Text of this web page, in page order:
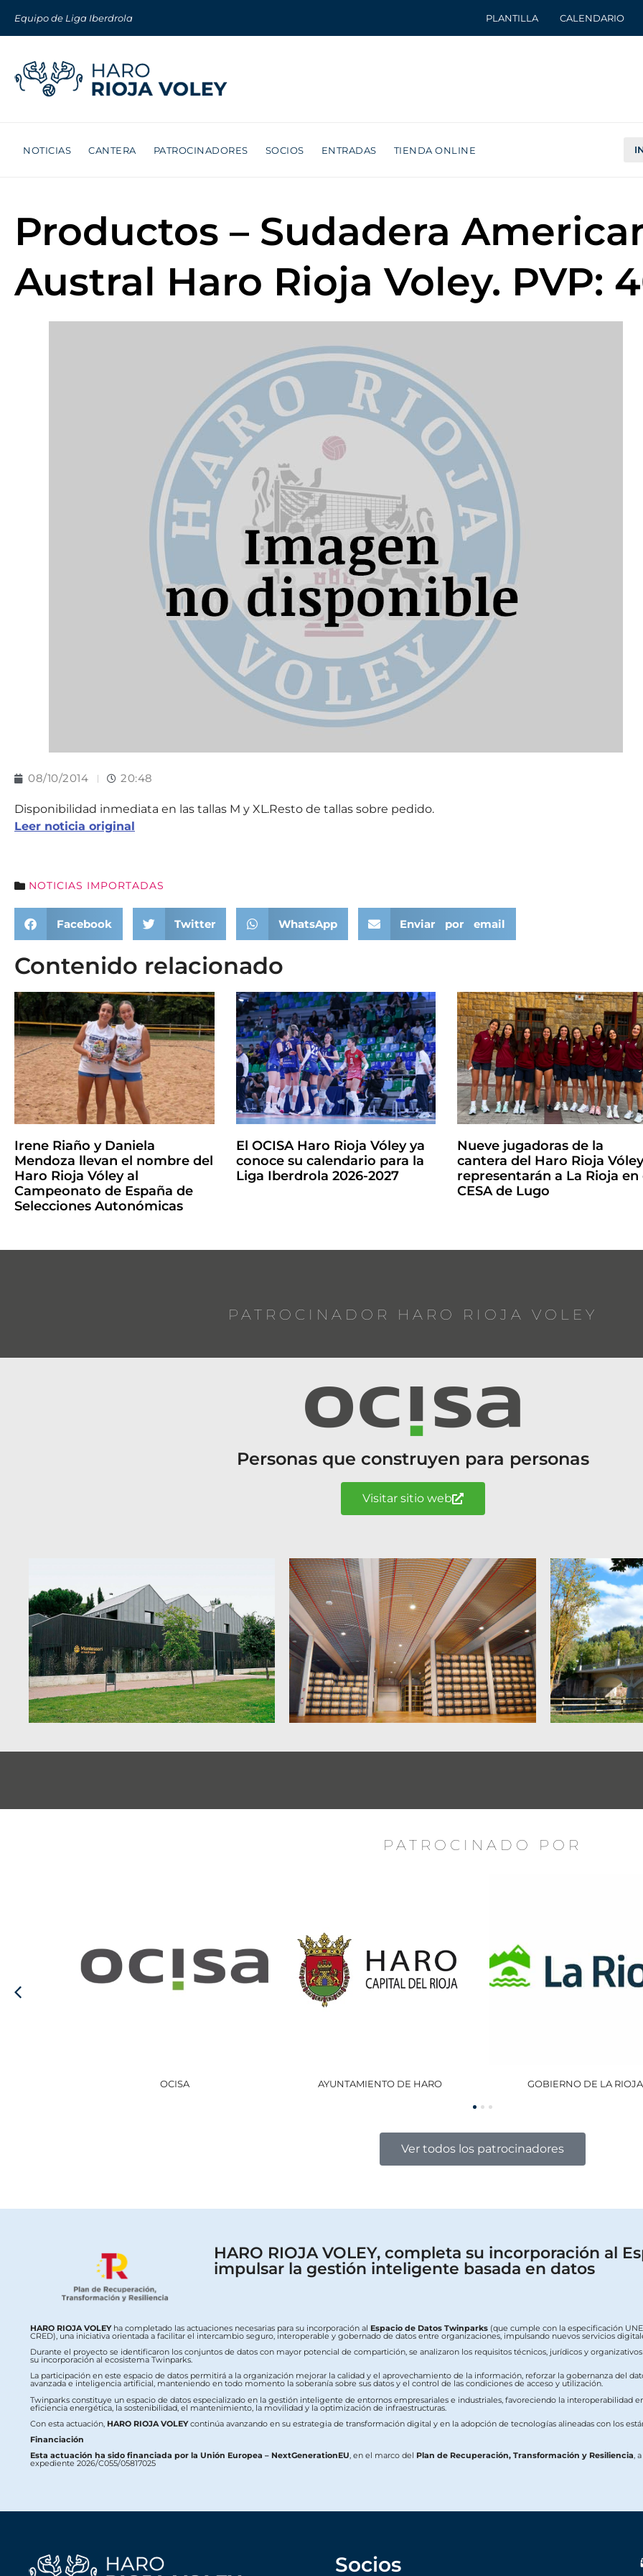
Equipo de Liga Iberdrola PLANTILLA CALENDARIO
NOTICIAS CANTERA PATROCINADORES SOCIOS ENTRADAS TIENDA ONLINE
Productos – Sudadera
Austral Haro Rioja Voley. PVP:
08/10/2014 20:48
Disponibilidad inmediata en las tallas M y XL.Resto de tallas sobre pedido.
Leer noticia original
NOTICIAS IMPORTADAS
Facebook Twitter WhatsApp Enviar por email
Contenido relacionado
Irene Riaño y Daniela
Mendoza llevan el nombre del
Haro Rioja Vóley al
Campeonato de España de
Selecciones Autonómicas
El OCISA Haro Rioja Vóley ya
conoce su calendario para la
Liga Iberdrola 2026-2027
Nueve jugadoras de la
cantera del Haro Rioja
representarán a La Rioja en
CESA de Lugo
PATROCINADOR HARO RIOJA VOLEY
Personas que construyen para personas
Visitar sitio web
PATROCINADO POR
AYUNTAMIENTO DE HARO GOBIERNO DE LA RIOJA OCISA
Ver todos los patrocinadores
HARO RIOJA VOLEY, completa su incorporación al
impulsar la gestión inteligente basada en datos
HARO RIOJA VOLEYha completado las actuaciones necesarias para su incorporación al Espacio de Datos Twinparks (que cumple con la especificación
CRED), una iniciativa orientada a facilitar el intercambio seguro, interoperable y gobernado de datos entre organizaciones, impulsando nuevos servicios
Durante el proyecto se identificaron los conjuntos de datos con mayor potencial de compartición, se analizaron los requisitos técnicos, jurídicos y
su incorporación al ecosistema Twinparks.
La participación en este espacio de datos permitirá a la organización mejorar la calidad y el aprovechamiento de la información, reforzar la gobernanza del
avanzada e inteligencia artificial, manteniendo en todo momento la soberanía sobre sus datos y el control de las condiciones de acceso y utilización.
Twinparks constituye un espacio de datos especializado en la gestión inteligente de entornos empresariales e industriales, favoreciendo la interoperabilidad
eficiencia energética, la sostenibilidad, el mantenimiento, la movilidad y la optimización de infraestructuras.
Con esta actuación, HARO RIOJA VOLEYcontinúa avanzando en su estrategia de transformación digital y en la adopción de tecnologías alineadas con los
Financiación
Esta actuación ha sido financiada por la Unión Europea – NextGenerationEU, en el marco del Plan de Recuperación, Transformación y Resiliencia,
expediente 2026/C055/05817025
Socios